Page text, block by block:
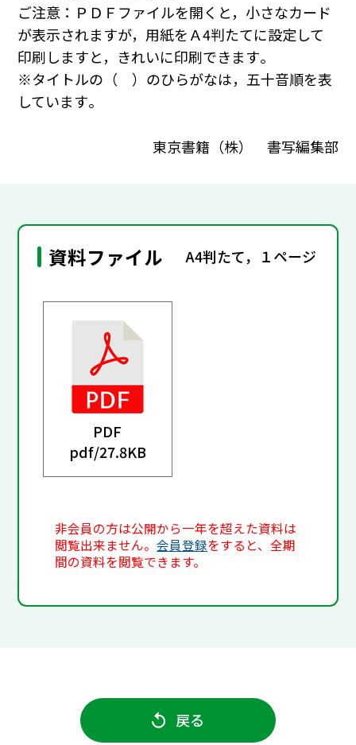
ご注意：ＰＤＦファイルを開くと，小さなカード
が表示されますが，用紙をＡ4判たてに設定して
印刷しますと，きれいに印刷できます｡
※タイトルの（ ）のひらがなは，五十音順を表
しています｡
東京書籍（株） 書写編集部
資料ファイル A4判たて，１ページ
PDF
pdf/27.8KB
非会員の方は公開から一年を超えた資料は
閲覧出来ません。会員登録をすると、全期
間の資料を閲覧できます。
戻る